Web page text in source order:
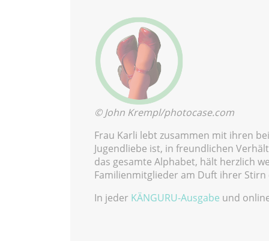
© John Krempl/photocase.com
Frau Karli lebt zusammen mit ihren
Jugendliebe ist, in freundlichen
das gesamte Alphabet, hält herzlich
Familienmitglieder am Duft ihrer Stirn
In jeder KÄNGURU-Ausgabe und